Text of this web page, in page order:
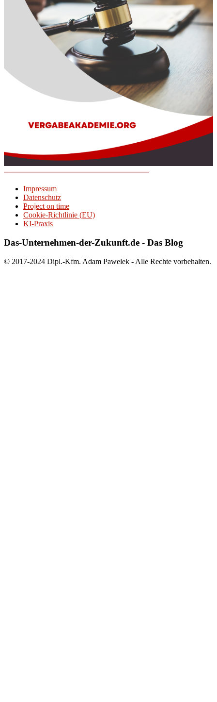
Impressum
Datenschutz
Project on time
Cookie-Richtlinie (EU)
KI-Praxis
Das-Unternehmen-der-Zukunft.de - Das Blog
© 2017-2024 Dipl.-Kfm. Adam Pawelek - Alle Rechte vorbehalten.